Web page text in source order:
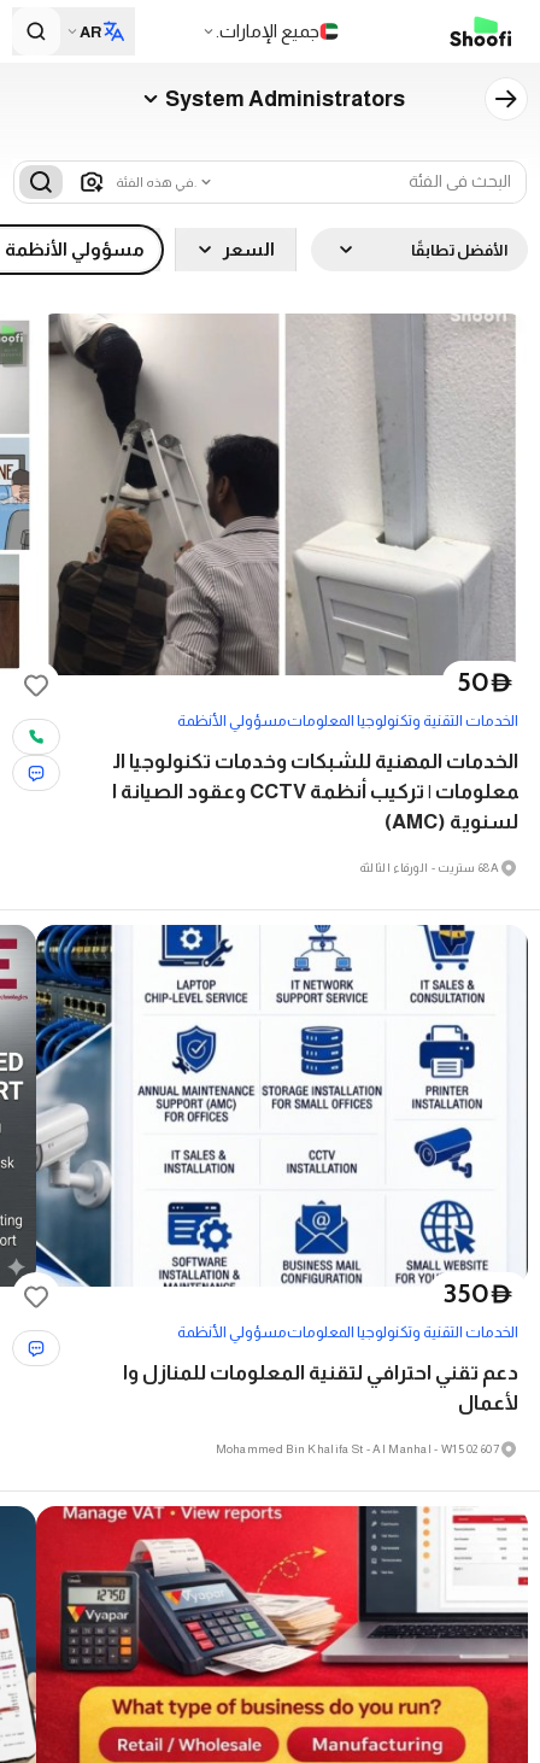
جميع الإمارات. AR
System Administrators
الأفضل تطابقًا السعر مسؤولي الأنظمة
D
50
الخدمات التقنية وتكنولوجيا المعلوماتمسؤولي الأنظمة
الخدمات المهنية للشبكات وخدمات تكنولوجيا ال
معلومات | تركيب أنظمة CCTV وعقود الصيانة ا
لسنوية (AMC)
68A ستريت - الورقاء الثالثة
D
350
الخدمات التقنية وتكنولوجيا المعلوماتمسؤولي الأنظمة
دعم تقني احترافي لتقنية المعلومات للمنازل وا
لأعمال
607 Mohammed Bin Khalifa St - Al Manhal - W15 02